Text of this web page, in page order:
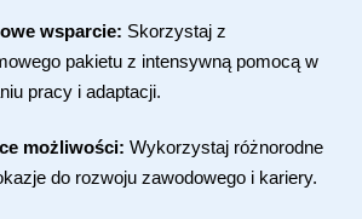
wsparcie: Skorzystaj z
pakietu z intensywną pomocą w
pracy i adaptacji.
możliwości: Wykorzystaj różnorodne
do rozwoju zawodowego i kariery.